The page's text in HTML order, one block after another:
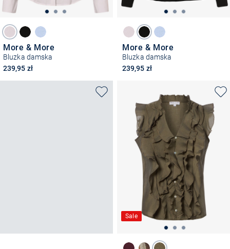
More & More
Bluzka damska
239,95 zł
More & More
Bluzka damska
239,95 zł
Sale